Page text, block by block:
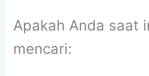
Apakah Anda saat
mencari: